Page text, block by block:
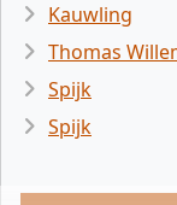
Kauwling
Thomas
Spijk
Spijk